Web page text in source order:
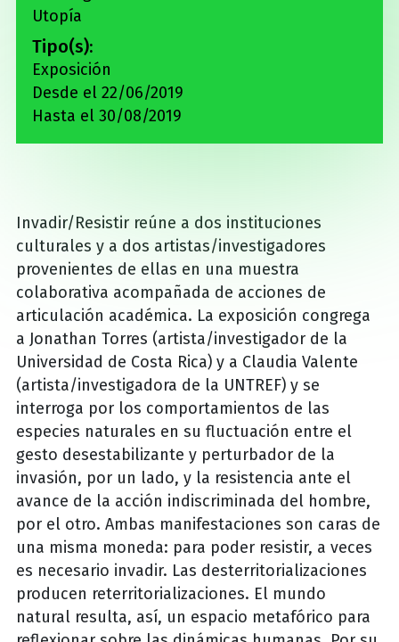
Utopía
Tipo(s):
Exposición
Desde el 22/06/2019
Hasta el 30/08/2019
Invadir/Resistir reúne a dos instituciones
culturales y a dos artistas/investigadores
provenientes de ellas en una muestra
colaborativa acompañada de acciones de
articulación académica. La exposición congrega
a Jonathan Torres (artista/investigador de la
Universidad de Costa Rica) y a Claudia Valente
(artista/investigadora de la UNTREF) y se
interroga por los comportamientos de las
especies naturales en su fluctuación entre el
gesto desestabilizante y perturbador de la
invasión, por un lado, y la resistencia ante el
avance de la acción indiscriminada del hombre,
por el otro. Ambas manifestaciones son caras de
una misma moneda: para poder resistir, a veces
es necesario invadir. Las desterritorializaciones
producen reterritorializaciones. El mundo
natural resulta, así, un espacio metafórico para